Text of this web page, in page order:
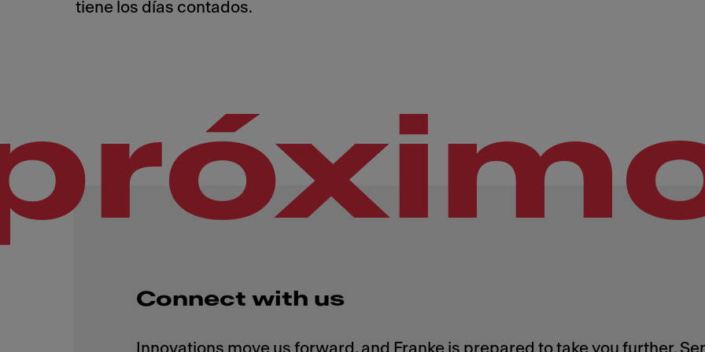
tiene los días contados.
Connect with us
Innovations move us forward, and Franke is prepared to take you further.